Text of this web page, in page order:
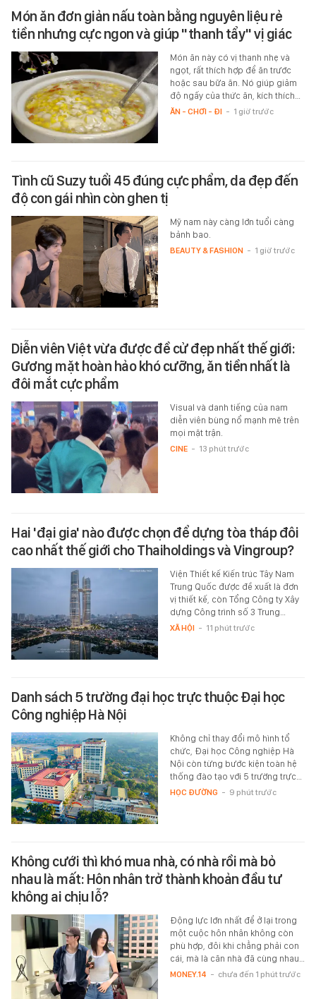
Món ăn đơn giản nấu toàn bằng nguyên liệu rẻ
tiền nhưng cực ngon và giúp "thanh tẩy" vị giác
Món ăn này có vị thanh nhẹ và
ngọt, rất thích hợp để ăn trước
hoặc sau bữa ăn. Nó giúp giảm
độ ngấy của thức ăn, kích thích…
ĂN - CHƠI - ĐI - 1 giờ trước
Tình cũ Suzy tuổi 45 đúng cực phẩm, da đẹp đến
độ con gái nhìn còn ghen tị
Mỹ nam này càng lớn tuổi càng
bảnh bao.
BEAUTY & FASHION - 1 giờ trước
Diễn viên Việt vừa được đề cử đẹp nhất thế giới:
Gương mặt hoàn hảo khó cưỡng, ăn tiền nhất là
đôi mắt cực phẩm
Visual và danh tiếng của nam
diễn viên bùng nổ mạnh mẽ trên
mọi mặt trận.
CINE - 13 phút trước
Hai 'đại gia' nào được chọn để dựng tòa tháp đôi
cao nhất thế giới cho Thaiholdings và Vingroup?
Viện Thiết kế Kiến trúc Tây Nam
Trung Quốc được đề xuất là đơn
vị thiết kế, còn Tổng Công ty Xây
dựng Công trình số 3 Trung…
XÃ HỘI - 11 phút trước
Danh sách 5 trường đại học trực thuộc Đại học
Công nghiệp Hà Nội
Không chỉ thay đổi mô hình tổ
chức, Đại học Công nghiệp Hà
Nội còn từng bước kiện toàn hệ
thống đào tạo với 5 trường trực…
HỌC ĐƯỜNG - 9 phút trước
Không cưới thì khó mua nhà, có nhà rồi mà bỏ
nhau là mất: Hôn nhân trở thành khoản đầu tư
không ai chịu lỗ?
Động lực lớn nhất để ở lại trong
một cuộc hôn nhân không còn
phù hợp, đôi khi chẳng phải con
cái, mà là căn nhà đã cùng nhau…
MONEY.14 - chưa đến 1 phút trước